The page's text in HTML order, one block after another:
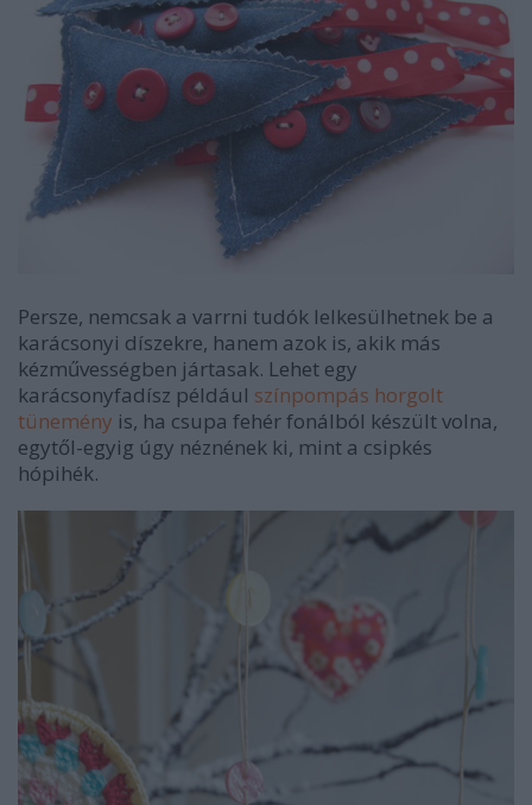
Persze, nemcsak a varrni tudók lelkesülhetnek be a
karácsonyi díszekre, hanem azok is, akik más
kézművességben jártasak. Lehet egy
karácsonyfadísz például színpompás horgolt
tünemény is, ha csupa fehér fonálból készült volna,
egytől-egyig úgy néznének ki, mint a csipkés
hópihék.